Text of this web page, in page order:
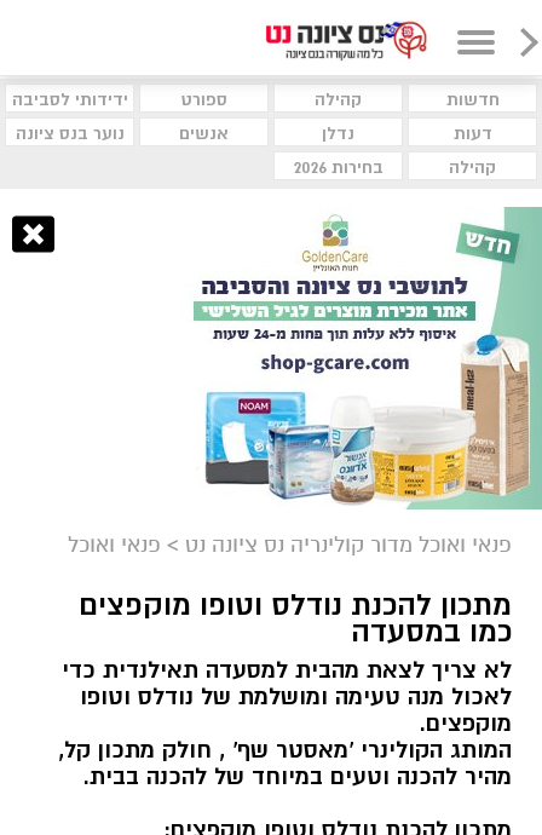
חדשות קהילה ספורט
ידידותי לסביבה
דעות
נדלן אנשים
נוער בנס ציונה
קהילה
בחירות 2026
פנאי ואוכל מדור קולינריה נס ציונה נט > פנאי ואוכל
מתכון להכנת נודלס וטופו מוקפצים
כמו במסעדה
לא צריך לצאת מהבית למסעדה תאילנדית כדי
לאכול מנה טעימה ומושלמת של נודלס וטופו
מוקפצים.
המותג הקולינרי 'מאסטר שף' , חולק מתכון קל,
מהיר להכנה וטעים במיוחד של להכנה בבית.